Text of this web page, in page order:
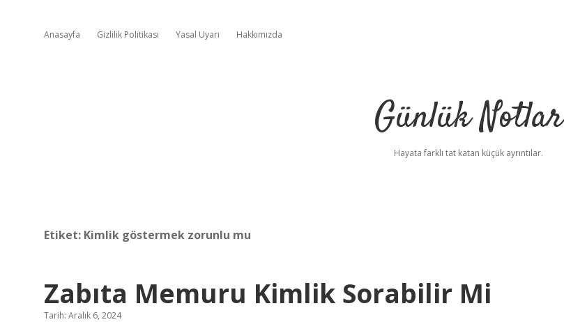
Anasayfa Gizlilik Politikası Yasal Uyarı Hakkımızda
Günlük Notlar
Hayata farklı tat katan küçük ayrıntılar.
Etiket: Kimlik göstermek zorunlu mu
Zabıta Memuru Kimlik Sorabilir Mi
Tarih: Aralık 6, 2024